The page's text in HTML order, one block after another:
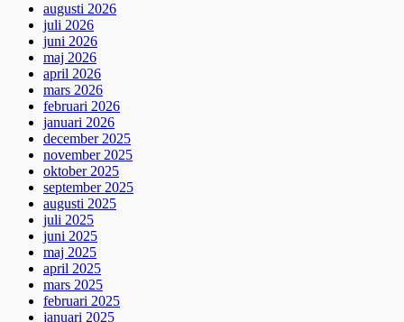
augusti 2026
juli 2026
juni 2026
maj 2026
april 2026
mars 2026
februari 2026
januari 2026
december 2025
november 2025
oktober 2025
september 2025
augusti 2025
juli 2025
juni 2025
maj 2025
april 2025
mars 2025
februari 2025
januari 2025